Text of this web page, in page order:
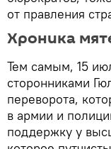
от правления
Хроника
Тем самым, 15
сторонниками
переворота,
в армии и
поддержку у